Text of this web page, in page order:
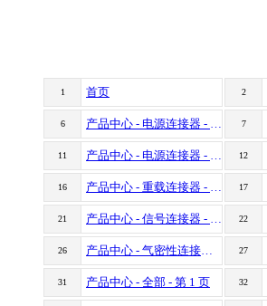
1 首页 2
6 产品中心 - 电源连接器 - 第 4 页 7
11 产品中心 - 电源连接器 - 第 9 页 12
16 产品中心 - 重载连接器 - 第 2 页 17
21 产品中心 - 信号连接器 - 第 5 页 22
26 产品中心 - 气密性连接器 - 第 1 页 27
31 产品中心 - 全部 - 第 1 页 32